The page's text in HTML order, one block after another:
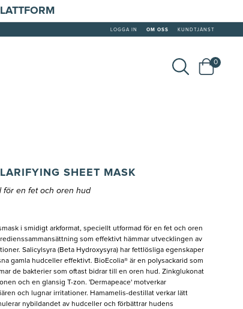
LOGGA IN OM OSS KUNDTJÄNST
0
SHEET MASK
för en fet och oren hud
i smidigt arkformat, speciellt utformad för en fet och oren
som effektivt hämmar utvecklingen av
Salicylsyra (Beta Hydroxysyra) har fettlösliga egenskaper
gamla hudceller effektivt. BioEcolia® är en polysackarid som
de bakterier som oftast bidrar till en oren hud. Zinkglukonat
och en glansig T-zon. 'Dermapeace' motverkar
och lugnar irritationer. Hamamelis-destillat verkar lätt
nybildandet av hudceller och förbättrar hudens